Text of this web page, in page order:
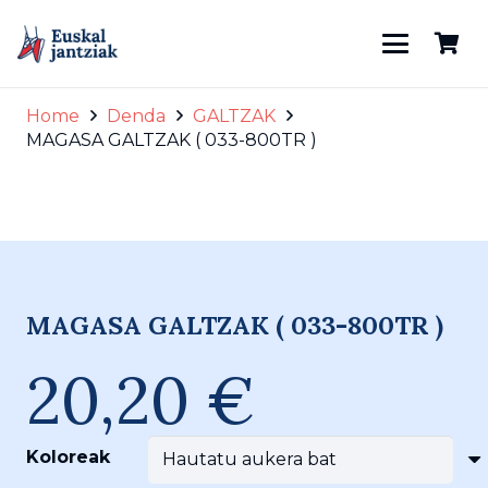
Home Denda
GALTZAK
MAGASA GALTZAK ( 033-800TR )
MAGASA GALTZAK ( 033-800TR )
20,20 €
Koloreak